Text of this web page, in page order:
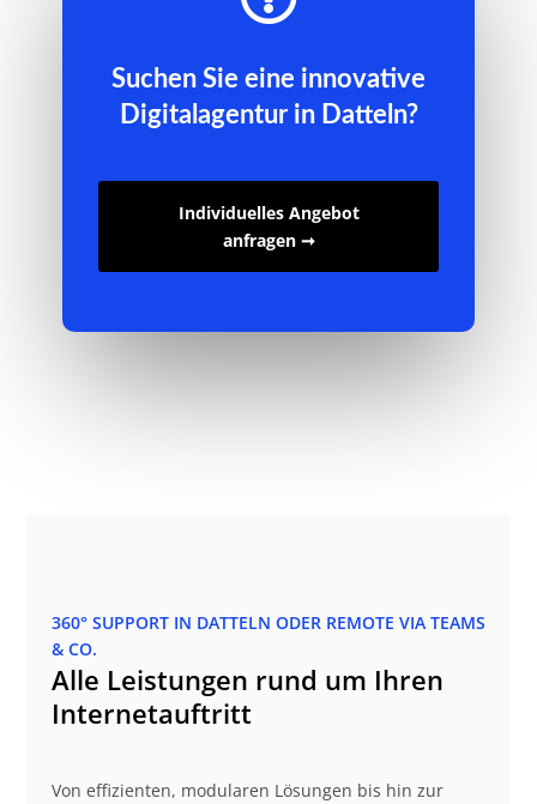
Suchen Sie eine innovative
Digitalagentur in Datteln?
Individuelles Angebot
anfragen ➞
360° SUPPORT IN DATTELN ODER REMOTE VIA TEAMS
& CO.
Alle Leistungen rund um Ihren
Internetauftritt
Von effizienten, modularen Lösungen bis hin zur